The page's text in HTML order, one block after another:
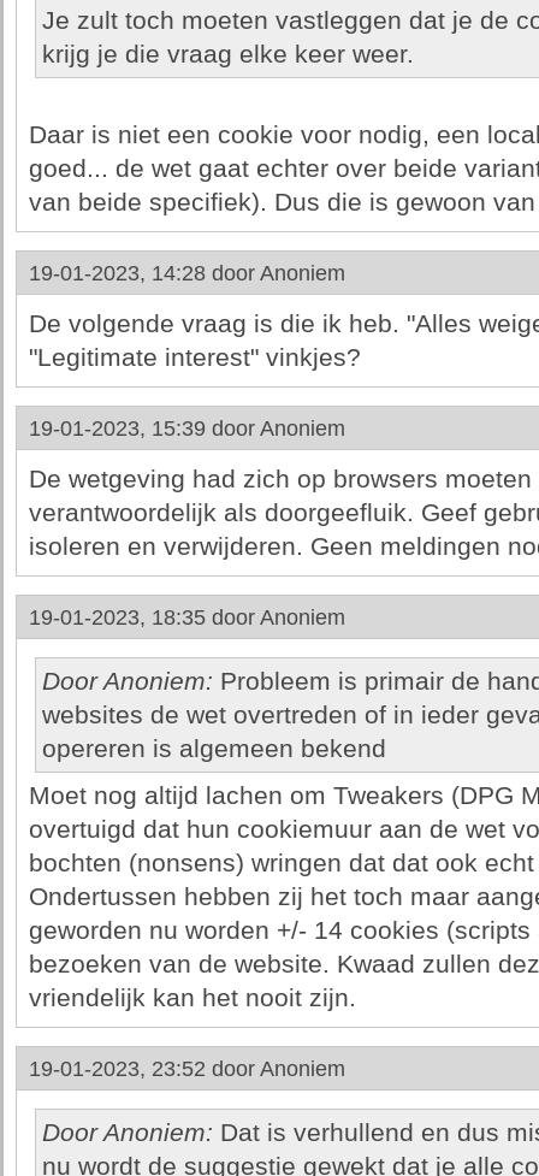
Je zult toch moeten vastleggen dat je de
krijg je die vraag elke keer weer.
Daar is niet een cookie voor nodig, een
goed... de wet gaat echter over beide
van beide specifiek). Dus die is gewoon
19-01-2023, 14:28 door Anoniem
De volgende vraag is die ik heb. "Alles
"Legitimate interest" vinkjes?
19-01-2023, 15:39 door Anoniem
De wetgeving had zich op browsers
verantwoordelijk als doorgeefluik. Geef
isoleren en verwijderen. Geen meldingen
19-01-2023, 18:35 door Anoniem
Door Anoniem: Probleem is primair de
websites de wet overtreden of in ieder
opereren is algemeen bekend
Moet nog altijd lachen om Tweakers (DPG
overtuigd dat hun cookiemuur aan de wet
bochten (nonsens) wringen dat dat ook
Ondertussen hebben zij het toch maar
geworden nu worden +/- 14 cookies
bezoeken van de website. Kwaad zullen
vriendelijk kan het nooit zijn.
19-01-2023, 23:52 door Anoniem
Door Anoniem: Dat is verhullend en dus
nu wordt de suggestie gewekt dat je alle